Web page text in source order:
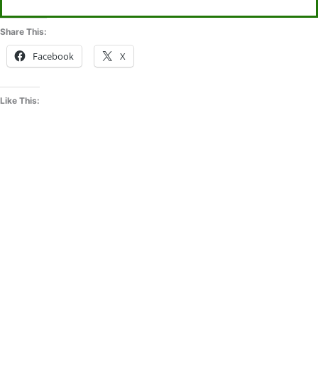
Share This:
Facebook X
Like This: